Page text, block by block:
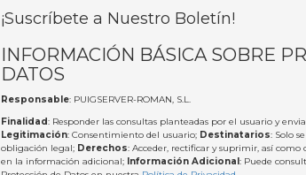
¡Suscríbete a Nuestro Boletín!
INFORMACIÓN BÁSICA SOBRE
DATOS
Responsable: PUIGSERVER-ROMAN, S.L.
Finalidad: Responder las consultas planteadas por el usuario y
Legitimación: Consentimiento del usuario; Destinatarios: Solo
obligación legal; Derechos: Acceder, rectificar y suprimir, así como
en la información adicional; Información Adicional: Puede